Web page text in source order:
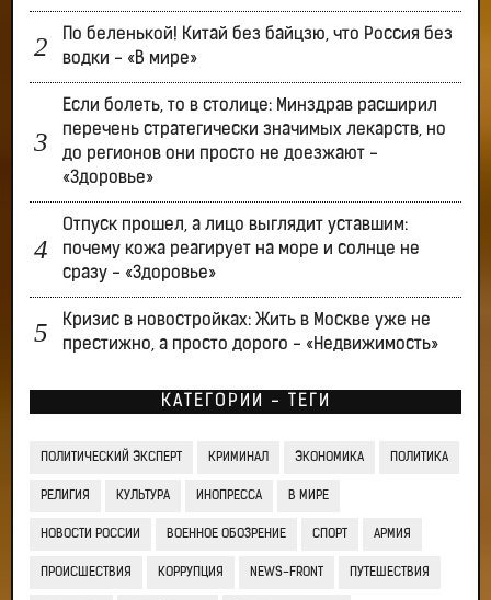
По беленькой! Китай без байцзю, что Россия без
водки - «В мире»
Если болеть, то в столице: Минздрав расширил
перечень стратегически значимых лекарств, но
до регионов они просто не доезжают -
«Здоровье»
Отпуск прошел, а лицо выглядит уставшим:
почему кожа реагирует на море и солнце не
сразу - «Здоровье»
Кризис в новостройках: Жить в Москве уже не
престижно, а просто дорого - «Недвижимость»
КАТЕГОРИИ - ТЕГИ
ПОЛИТИЧЕСКИЙ ЭКСПЕРТ КРИМИНАЛ ЭКОНОМИКА ПОЛИТИКА
РЕЛИГИЯ КУЛЬТУРА ИНОПРЕССА В МИРЕ
НОВОСТИ РОССИИ ВОЕННОЕ ОБОЗРЕНИЕ СПОРТ АРМИЯ
ПРОИСШЕСТВИЯ КОРРУПЦИЯ NEWS-FRONT ПУТЕШЕСТВИЯ